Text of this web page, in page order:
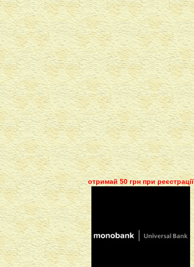
отримай 50 грн при реєстрації